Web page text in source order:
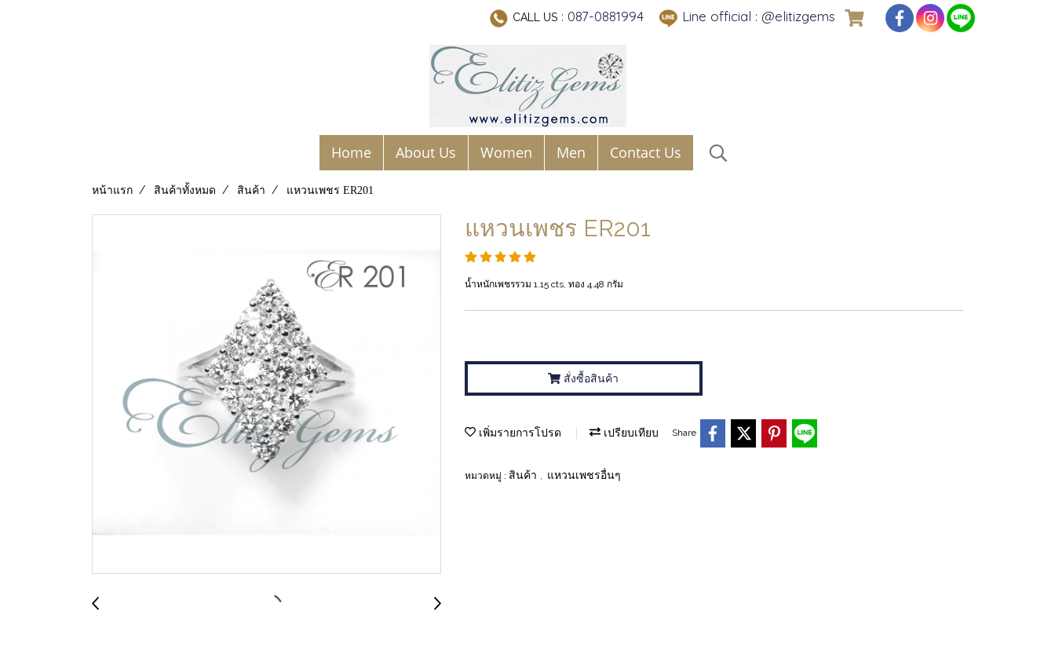
CALL US: 087-0881994 Line official : @elitizgems
Home About Us Women Men Contact Us
หน้าแรก สินค้าทั้งหมด สินค้า แหวนเพชร ER201
แหวนเพชร ER201
น้ำหนักเพชรรวม 1.15 cts, ทอง 4.48 กรัม
สั่งซื้อสินค้า
เพิ่มรายการโปรด เปรียบเทียบ Share
หมวดหมู่ : สินค้า แหวนเพชรอื่นๆ